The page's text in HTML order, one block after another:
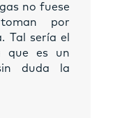
no fuese
por
Tal sería el
que es un
duda la